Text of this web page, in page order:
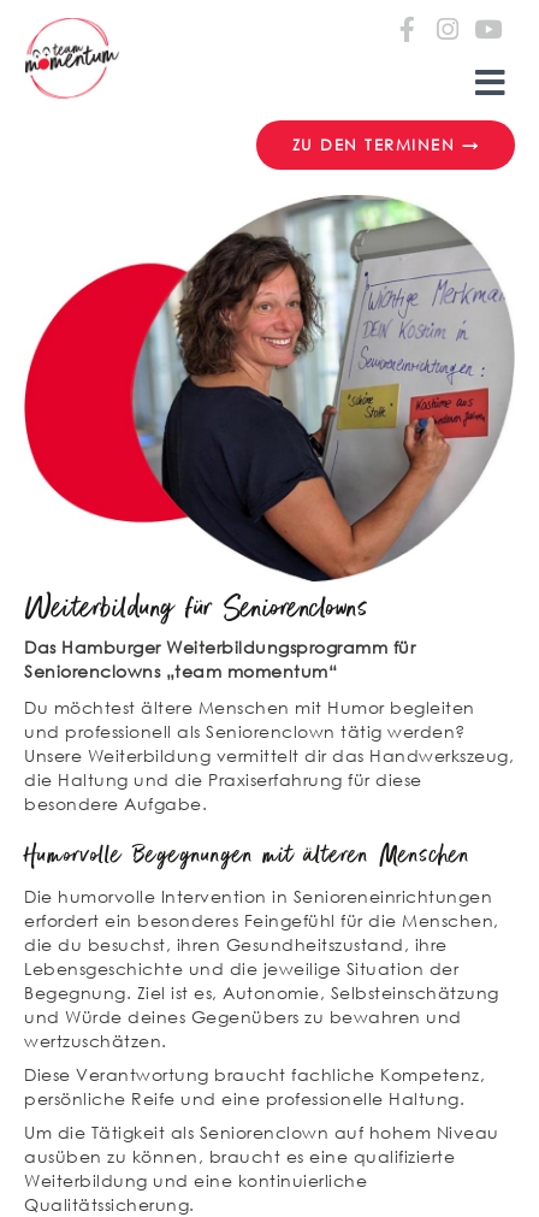
Zum Inhalt springen
ZU DEN TERMINEN →
Weiterbildung für Seniorenclowns
Das Hamburger Weiterbildungsprogramm für
Seniorenclowns „team momentum“
Du möchtest ältere Menschen mit Humor begleiten
und professionell als Seniorenclown tätig werden?
Unsere Weiterbildung vermittelt dir das Handwerkszeug,
die Haltung und die Praxiserfahrung für diese
besondere Aufgabe.
Humorvolle Begegnungen mit älteren Menschen
Die humorvolle Intervention in Senioreneinrichtungen
erfordert ein besonderes Feingefühl für die Menschen,
die du besuchst, ihren Gesundheitszustand, ihre
Lebensgeschichte und die jeweilige Situation der
Begegnung. Ziel ist es, Autonomie, Selbsteinschätzung
und Würde deines Gegenübers zu bewahren und
wertzuschätzen.
Diese Verantwortung braucht fachliche Kompetenz,
persönliche Reife und eine professionelle Haltung.
Um die Tätigkeit als Seniorenclown auf hohem Niveau
ausüben zu können, braucht es eine qualifizierte
Weiterbildung und eine kontinuierliche
Qualitätssicherung.